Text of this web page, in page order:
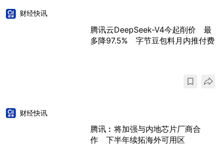
财经快讯
腾讯云DeepSeek-V4今起削价 最
多降97.5% 字节豆包料月内推付费
财经快讯
腾讯︰将加强与内地芯片厂商合
作 下半年续拓海外可用区